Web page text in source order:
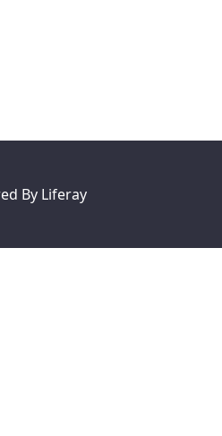
By Liferay